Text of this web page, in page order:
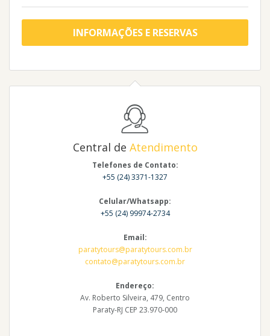
INFORMAÇÕES E RESERVAS
Central de Atendimento
Telefones de Contato:
+55 (24) 3371-1327
Celular/Whatsapp:
+55 (24) 99974-2734
Email:
paratytours@paratytours.com.br
contato@paratytours.com.br
Endereço:
Av. Roberto Silveira, 479, Centro
Paraty-RJ CEP 23.970-000